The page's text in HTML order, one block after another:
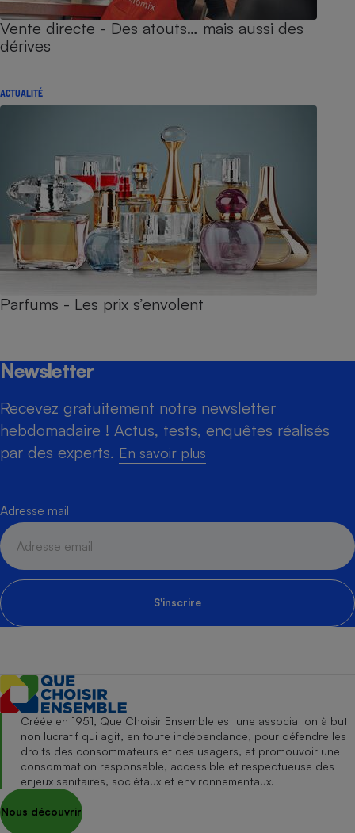
Vente directe - Des atouts… mais aussi des
dérives
ACTUALITÉ
Parfums - Les prix s’envolent
Newsletter
Recevez gratuitement notre newsletter
hebdomadaire ! Actus, tests, enquêtes réalisés
par des experts. En savoir plus
Adresse mail
S'inscrire
Créée en 1951, Que Choisir Ensemble est une association à but
non lucratif qui agit, en toute indépendance, pour défendre les
droits des consommateurs et des usagers, et promouvoir une
consommation responsable, accessible et respectueuse des
enjeux sanitaires, sociétaux et environnementaux.
Nous découvrir